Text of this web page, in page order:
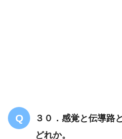
３０．感覚と伝導路
どれか。